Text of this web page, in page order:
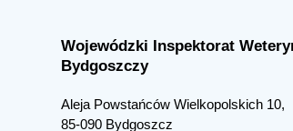
Wojewódzki Inspektorat
Bydgoszczy
Aleja Powstańców Wielkopolskich 10,
85-090 Bydgoszcz